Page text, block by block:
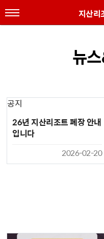
지산리
뉴
공지
26년 지산리조트 폐장 안내
입니다
2026-02-20